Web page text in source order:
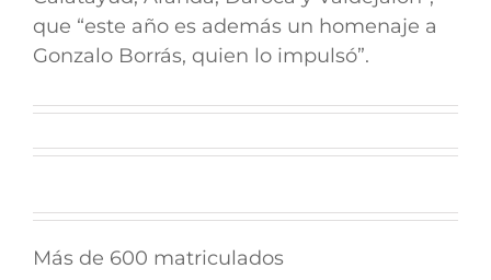
que “este año es además un homenaje a
Gonzalo Borrás, quien lo impulsó”.
Más de 600 matriculados